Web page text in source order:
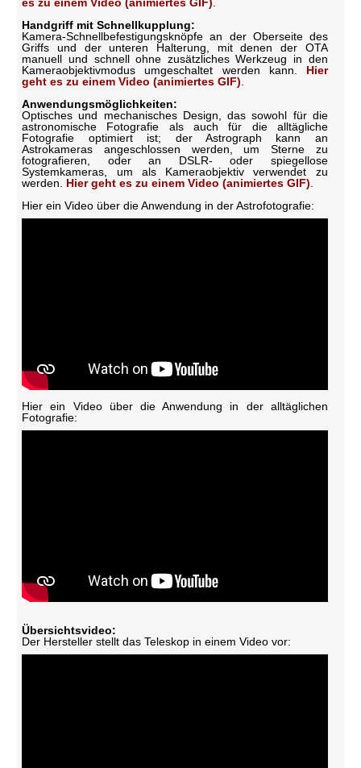
Handgriff mit Schnellkupplung:
Kamera-Schnellbefestigungsknöpfe an der Oberseite des
Griffs und der unteren Halterung, mit denen der OTA
manuell und schnell ohne zusätzliches Werkzeug in den
Kameraobjektivmodus umgeschaltet werden kann. Hier
geht es zu einem Video (animiertes GIF)
Anwendungsmöglichkeiten:
Optisches und mechanisches Design, das sowohl für die
astronomische Fotografie als auch für die alltägliche
Fotografie optimiert ist; der Astrograph kann an
Astrokameras angeschlossen werden, um Sterne zu
fotografieren, oder an DSLR- oder spiegellose
Systemkameras, um als Kameraobjektiv verwendet zu
werden. Hier geht es zu einem Video (animiertes GIF)
Hier ein Video über die Anwendung in der Astrofotografie:
Hier ein Video über die Anwendung in der alltäglichen
Fotografie:
Übersichtsvideo:
Der Hersteller stellt das Teleskop in einem Video vor: